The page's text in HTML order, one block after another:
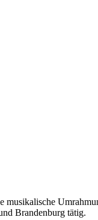
musikalische
Brandenburg tätig.